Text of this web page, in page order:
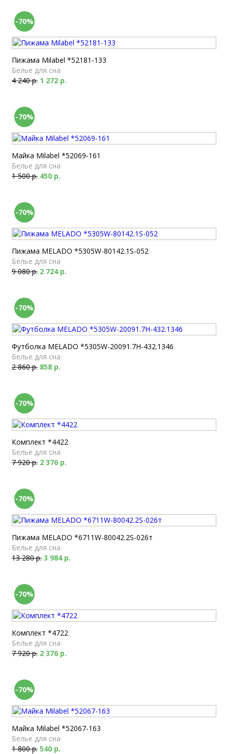
-70%
Пижама Milabel *52181-133
Белье для сна
4 240 р. 1 272 р.
-70%
Майка Milabel *52069-161
Белье для сна
1 500 р. 450 р.
-70%
Пижама MELADO *5305W-80142.1S-052
Белье для сна
9 080 р. 2 724 р.
-70%
Футболка MELADO *5305W-20091.7H-432.1346
Белье для сна
2 860 р. 858 р.
-70%
Комплект *4422
Белье для сна
7 920 р. 2 376 р.
-70%
Пижама MELADO *6711W-80042.2S-026т
Белье для сна
13 280 р. 3 984 р.
-70%
Комплект *4722
Белье для сна
7 920 р. 2 376 р.
-70%
Майка Milabel *52067-163
Белье для сна
1 800 р. 540 р.